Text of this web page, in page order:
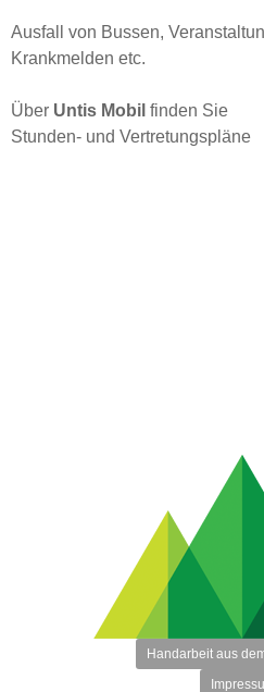
Ausfall von Bussen,
Krankmelden etc.
Über Untis Mobil finden Sie
Stunden- und Vertretungspläne
Handarbeit aus